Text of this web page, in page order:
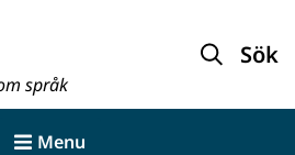
språk
Sök
Menu